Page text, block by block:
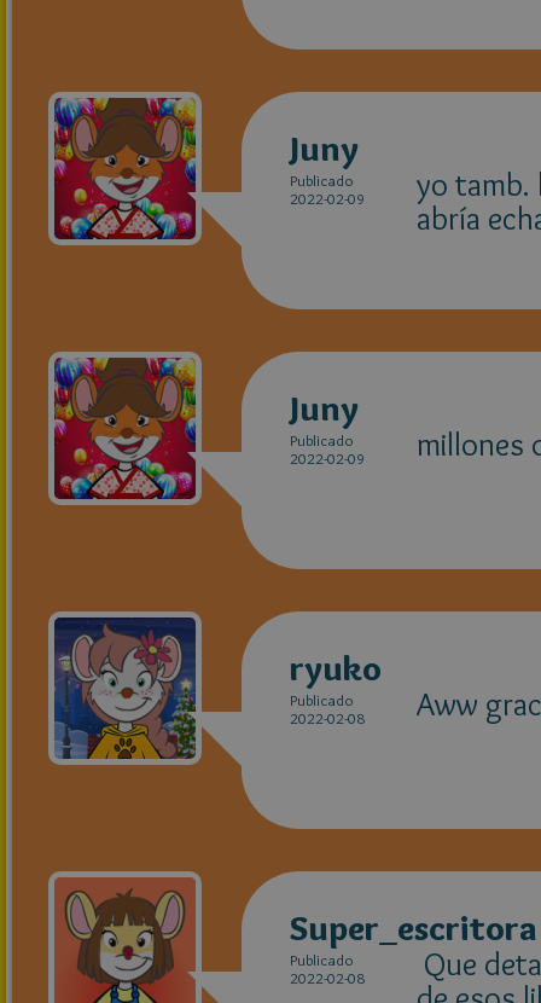
Juny
Publicado
2022-02-09
yo tamb.
abría
Juny
Publicado
2022-02-09
millones
ryuko
Publicado
2022-02-08
Aww
Super_escritora
Publicado
2022-02-08
Que